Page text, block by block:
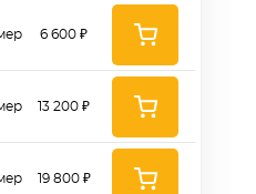
6 600 ₽
13 200 ₽
19 800 ₽